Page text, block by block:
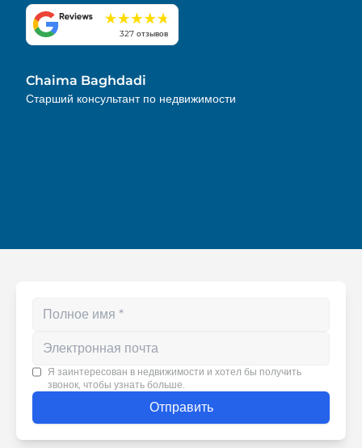
и сделала все гладко и без
стресса. Я искренне ценю ее
к деталям. Настоятельно
рекомендую!
327 отзывов
Chaima Baghdadi
Старший консультант по недвижимости
Enter your phone number
Я заинтересован в недвижимости и хотел бы получить
звонок, чтобы узнать больше.
Отправить